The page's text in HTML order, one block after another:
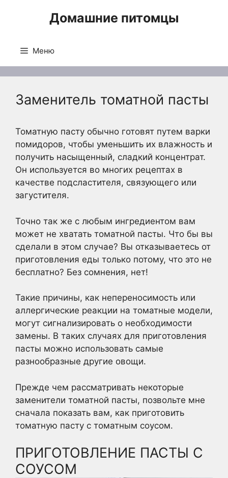
Домашние питомцы
Меню
Заменитель томатной пасты
Томатную пасту обычно готовят путем варки
помидоров, чтобы уменьшить их влажность и
получить насыщенный, сладкий концентрат.
Он используется во многих рецептах в
качестве подсластителя, связующего или
загустителя.
Точно так же с любым ингредиентом вам
может не хватать томатной пасты. Что бы вы
сделали в этом случае? Вы отказываетесь от
приготовления еды только потому, что это не
бесплатно? Без сомнения, нет!
Такие причины, как непереносимость или
аллергические реакции на томатные модели,
могут сигнализировать о необходимости
замены. В таких случаях для приготовления
пасты можно использовать самые
разнообразные другие овощи.
Прежде чем рассматривать некоторые
заменители томатной пасты, позвольте мне
сначала показать вам, как приготовить
томатную пасту с томатным соусом.
ПРИГОТОВЛЕНИЕ ПАСТЫ С
СОУСОМ